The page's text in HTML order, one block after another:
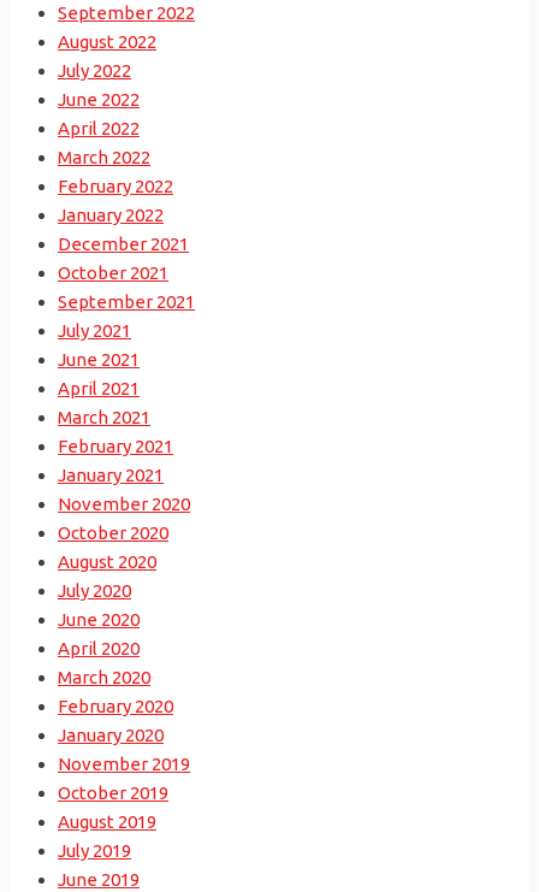
September 2022
August 2022
July 2022
June 2022
April 2022
March 2022
February 2022
January 2022
December 2021
October 2021
September 2021
July 2021
June 2021
April 2021
March 2021
February 2021
January 2021
November 2020
October 2020
August 2020
July 2020
June 2020
April 2020
March 2020
February 2020
January 2020
November 2019
October 2019
August 2019
July 2019
June 2019